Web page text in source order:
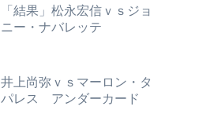
「結果」松永宏信ｖｓジョ
ニー・ナバレッテ
井上尚弥ｖｓマーロン・タ
パレス アンダーカード